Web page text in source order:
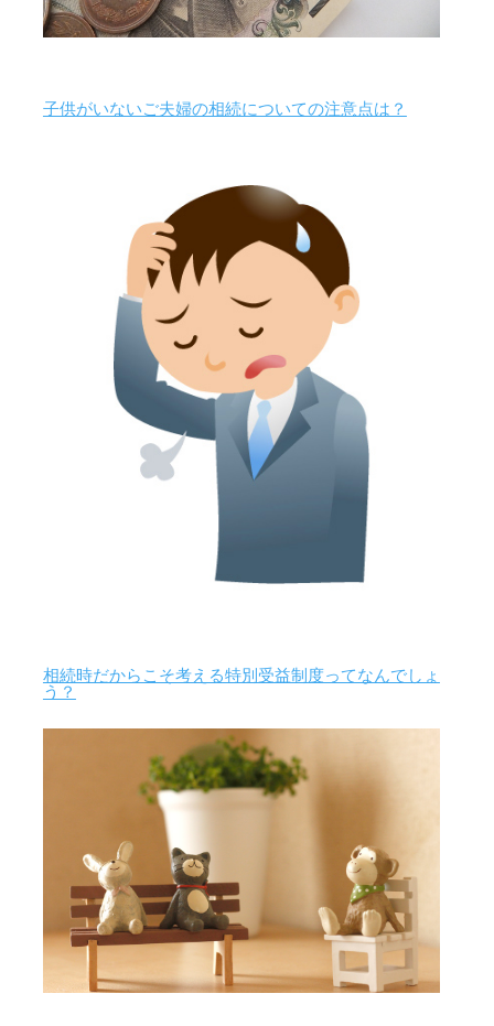
子供がいないご夫婦の相続についての注意点は？
相続時だからこそ考える特別受益制度ってなんでしょ
う？